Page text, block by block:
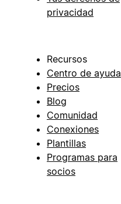
privacidad
Recursos
Centro de ayuda
Precios
Blog
Comunidad
Conexiones
Plantillas
Programas para
socios